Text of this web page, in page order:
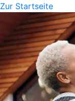
Zur Startseite